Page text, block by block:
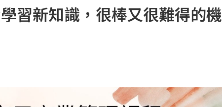
習新知識，很棒又很難得的機